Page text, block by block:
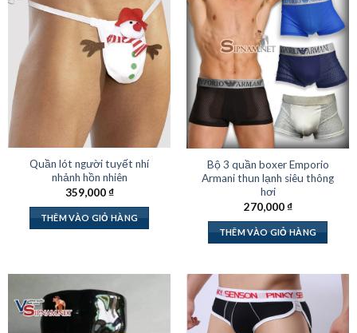
Quần lót người tuyết nhí
nhảnh hồn nhiên
359,000₫
THÊM VÀO GIỎ HÀNG
Bộ 3 quần boxer Emporio
Armani thun lạnh siêu thông
hơi
270,000₫
THÊM VÀO GIỎ HÀNG